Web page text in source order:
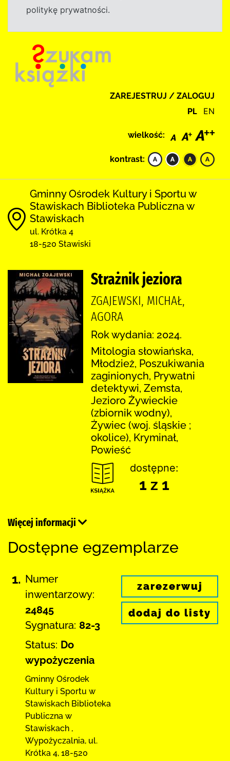
politykę prywatności.
ZAREJESTRUJ / ZALOGUJ
PL EN
wielkość:
kontrast:
Gminny Ośrodek Kultury i Sportu w
Stawiskach Biblioteka Publiczna w
Stawiskach
ul. Krótka 4
18-520 Stawiski
Strażnik jeziora
ZGAJEWSKI, MICHAŁ,
AGORA
Rok wydania: 2024.
Mitologia słowiańska,
Młodzież, Poszukiwania
zaginionych, Prywatni
detektywi, Zemsta,
Jezioro Żywieckie
(zbiornik wodny),
Żywiec (woj. śląskie ;
okolice), Kryminał,
Powieść
dostępne:
1 z 1
Więcej informacji
Dostępne egzemplarze
1. Numer
inwentarzowy:
24845
Sygnatura: 82-3
Status: Do
wypożyczenia
Gminny Ośrodek
Kultury i Sportu w
Stawiskach Biblioteka
Publiczna w
Stawiskach ,
Wypożyczalnia, ul.
Krótka 4, 18-520
zarezerwuj
dodaj do listy